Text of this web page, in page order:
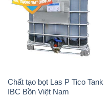
Chất tạo bọt Las P Tico Tank
IBC Bồn Việt Nam